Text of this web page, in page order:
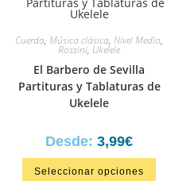
Cuerda, Música clásica, Nivel Medio,
Rossini, Ukelele
El Barbero de Sevilla
Partituras y Tablaturas de
Ukelele
Desde: 3,99€
Seleccionar opciones